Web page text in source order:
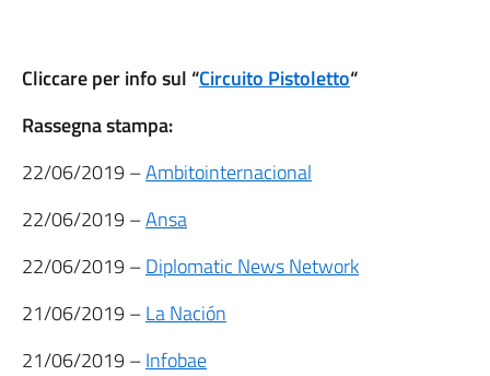
Cliccare per info sul “Circuito Pistoletto“
Rassegna stampa:
22/06/2019 –Ambitointernacional
22/06/2019 –Ansa
22/06/2019 –Diplomatic News Network
21/06/2019 –La Nación
21/06/2019 –Infobae